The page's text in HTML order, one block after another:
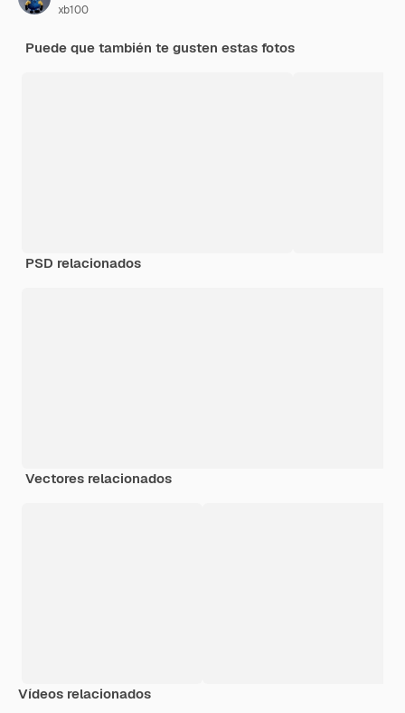
xb100
Puede que también te gusten estas fotos
PSD relacionados
Vectores relacionados
Vídeos relacionados